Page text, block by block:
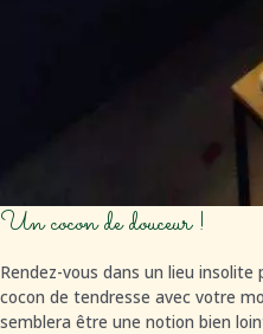
Un cocon de douceur !
Rendez-vous dans un lieu
cocon de tendresse avec votre
semblera être une notion bien